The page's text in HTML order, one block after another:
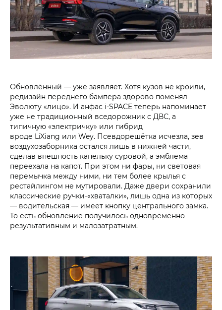
Обновлённый — уже заявляет. Хотя кузов не кроили,
редизайн переднего бампера здорово поменял
Эволюту «лицо». И анфас i‑SPACE теперь напоминает
уже не традиционный вседорожник с ДВС, а
типичную «электричку» или гибрид
вроде LiXiang или Wey. Псевдорешётка исчезла, зев
воздухозаборника остался лишь в нижней части,
сделав внешность капельку суровой, а эмблема
переехала на капот. При этом ни фары, ни световая
перемычка между ними, ни тем более крылья с
рестайлингом не мутировали. Даже двери сохранили
классические ручки-«хваталки», лишь одна из которых
— водительская — имеет кнопку центрального замка.
То есть обновление получилось одновременно
результативным и малозатратным.